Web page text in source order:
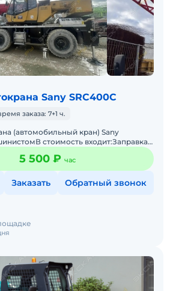
Sany SRC400C
заказа: 7+1 ч.
(автомобильный кран) Sany
стоимость входит:Заправка
(ГСМ) Оператор со всеми
и
5 500 ₽ час
Заказать Обратный звонок